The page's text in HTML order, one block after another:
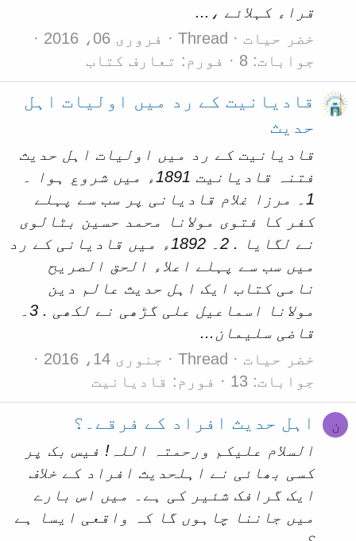
قراء کہلائے ،...
خضر حیات
Thread
فروری 06، 2016
جوابات: 8
فورم: تعارف کتاب
قادیانیت کے رد میں اولیات اہل
حدیث
قادیانیت کے رد میں اولیات اہل حدیث
فتنہ قادیانیت 1891ء میں شروع ہوا ۔
1۔ مرزا غلام قادیانی پر سب سے پہلے
کفر کا فتوی مولانا محمد حسین بٹالوی
نے لگایا . 2۔ 1892ء میں قادیانی کے رد
میں سب سے پہلے اعلاء الحق الصریح
نامی کتاب ایک اہل حدیث عالم دین
مولانا اسماعیل علی گڑھی نے لکھی . 3۔
قاضی سلیمان...
خضر حیات
Thread
جنوری 14، 2016
جوابات: 13
فورم: قادیانیت
ن اہل حدیث افراد کے فرقے۔؟
السلام علیکم ورحمتہ اللہ! فیس بک پر
کسی بھائی نے اہلحدیث افراد کے خلاف
ایک گرافک شئیر کی ہے۔ میں اس بارے
میں جاننا چاہوں گا کہ واقعی ایسا ہے